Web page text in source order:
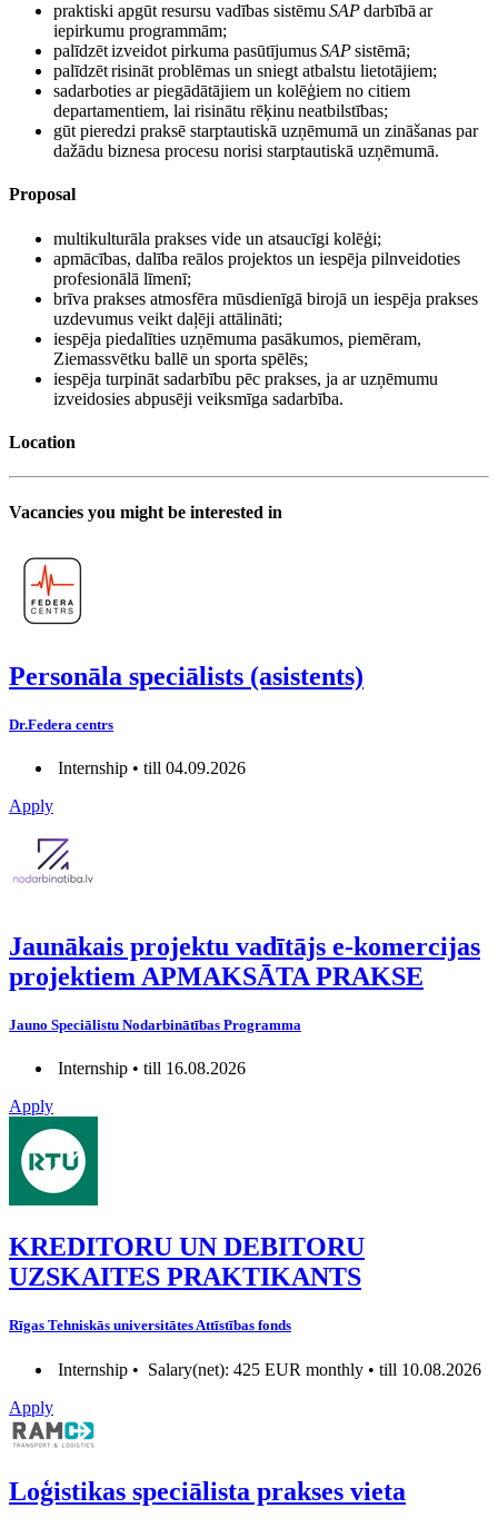
praktiski apgūt resursu vadības sistēmu SAPdarbībā ar
iepirkumu programmām;
palīdzēt izveidot pirkuma pasūtījumusSAPsistēmā;
palīdzēt risināt problēmas un sniegt atbalstu lietotājiem;
sadarboties ar piegādātājiem un kolēģiem no citiem
departamentiem, lai risinātu rēķinu neatbilstības;
gūt pieredzi praksē starptautiskā uzņēmumā un zināšanas par
dažādu biznesa procesu norisi starptautiskā uzņēmumā.
Proposal
multikulturāla prakses vide un atsaucīgi kolēģi;
apmācības, dalība reālos projektos un iespēja pilnveidoties
profesionālā līmenī;
brīva prakses atmosfēra mūsdienīgā birojā un iespēja prakses
uzdevumus veikt daļēji attālināti;
iespēja piedalīties uzņēmuma pasākumos, piemēram,
Ziemassvētku ballē un sporta spēlēs;
iespēja turpināt sadarbību pēc prakses, ja ar uzņēmumu
izveidosies abpusēji veiksmīga sadarbība.
Location
Vacancies you might be interested in
Personāla speciālists (asistents)
Dr.Federa centrs
Internship • till 04.09.2026
Apply
Jaunākais projektu vadītājs e-komercijas
projektiem APMAKSĀTA PRAKSE
Jauno Speciālistu Nodarbinātības Programma
Internship • till 16.08.2026
Apply
KREDITORU UN DEBITORU
UZSKAITES PRAKTIKANTS
Rīgas Tehniskās universitātes Attīstības fonds
Internship • Salary(net): 425 EUR monthly • till 10.08.2026
Apply
Loģistikas speciālista prakses vieta